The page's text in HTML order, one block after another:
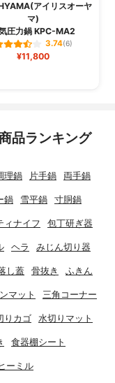
アイリスオーヤ
マ)
圧力鍋 KPC-MA2
3.74(6)
¥11,800
品ランキング
理鍋 片手鍋 両手鍋
鍋 雪平鍋 寸胴鍋
ィナイフ 包丁研ぎ器
ヘラ みじん切り器
し蓋 骨抜き ふきん
マット 三角コーナー
りカゴ 水切りマット
食器棚シート
ーミル